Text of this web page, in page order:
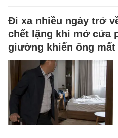
Đi xa nhiều ngày trở
chết lặng khi mở cửa
giường khiến ông mất